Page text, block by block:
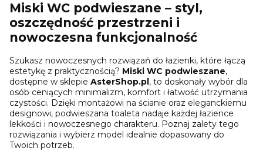
Miski WC podwieszane – styl,
oszczędność przestrzeni i
nowoczesna funkcjonalność
Szukasz nowoczesnych rozwiązań do łazienki, które łączą
estetykę z praktycznością? Miski WC podwieszane,
dostępne w sklepie AsterShop.pl, to doskonały wybór dla
osób ceniących minimalizm, komfort i łatwość utrzymania
czystości. Dzięki montażowi na ścianie oraz eleganckiemu
designowi, podwieszana toaleta nadaje każdej łazience
lekkości i nowoczesnego charakteru. Poznaj zalety tego
rozwiązania i wybierz model idealnie dopasowany do
Twoich potrzeb.